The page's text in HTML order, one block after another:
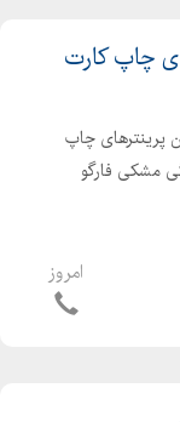
چاپ کارت
پرینترهای چاپ
مشکی فارگو
امروز